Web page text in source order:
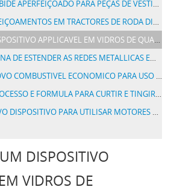
PARA PEÇAS DE VESTIARIOS EM GERAL DENOMINADO CABIDE PARISIEN
EM TRACTORES DE RODA DIANTEIRA IMPULSORA
VIDROS DE QUAESQUER RELOGIOS COM O FIM DE TORNA-LOS DESPERTADORES, DENOMINADO ELECTRION
AS REDES METALLICAS EM TODAS AS SUAS APPLICAÇÕES
ECONOMICO PARA USO DOMESTICO DENOMINADO CAMPI
PARA CURTIR E TINGIR PELLEGOS EM MARROM, APARELHO E PRETO
MOTORES DE VENTO E OUTROS MOTORES DE FORÇA VARIAVEL APPLICAVEIS A BOMBAS DE FLUIDOS
DISPOSITIVO
VIDROS DE